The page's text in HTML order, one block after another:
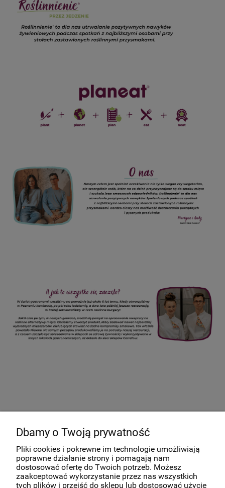
✨ Smaczny Newsletter ✨
Podaj swój adres e-mail, aby być na bieżąco z promocjami i
nowościami! ✨ Wiemy, że nikt nie lubi spamu, dlatego
obiecujemy nie pisać zbyt często.
Dbamy o Twoją prywatność
Pliki cookies i pokrewne im technologie umożliwiają
poprawne działanie strony i pomagają nam
dostosować ofertę do Twoich potrzeb. Możesz
zaakceptować wykorzystanie przez nas wszystkich
tych plików i przejść do sklepu lub dostosować użycie